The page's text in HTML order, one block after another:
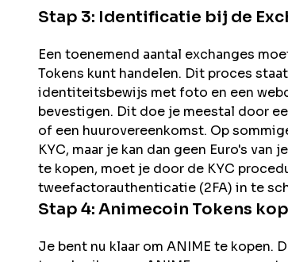
Stap 3: Identificatie bij de
Een toenemend aantal exchanges
Tokens kunt handelen. Dit proces
identiteitsbewijs met foto en een
bevestigen. Dit doe je meestal door
of een huurovereenkomst. Op
KYC, maar je kan dan geen Euro's van
te kopen, moet je door de KYC
tweefactorauthenticatie (2FA) in te
Stap 4: Animecoin Tokens
Je bent nu klaar om ANIME te